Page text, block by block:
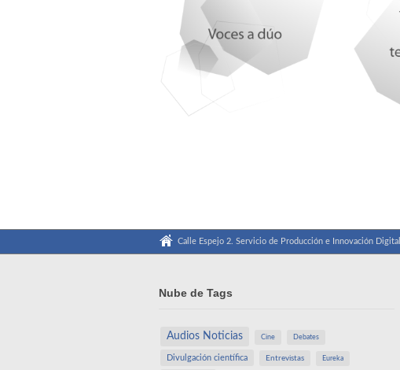
Calle Espejo 2. Servicio de Producción e Innovación Digital.
Nube de Tags
Audios Noticias Cine Debates
Divulgación científica Entrevistas Eureka